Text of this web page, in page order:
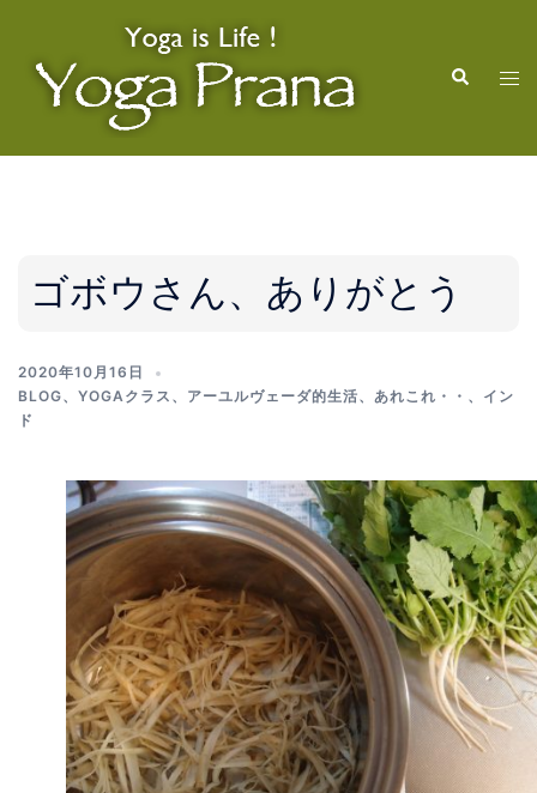
検
索
ト
ゴボウさん、ありがとう
2020年10月16日
BLOG、 YOGAクラス 、 アーユルヴェーダ的生活、 あれこれ・・ 、 イン
ド